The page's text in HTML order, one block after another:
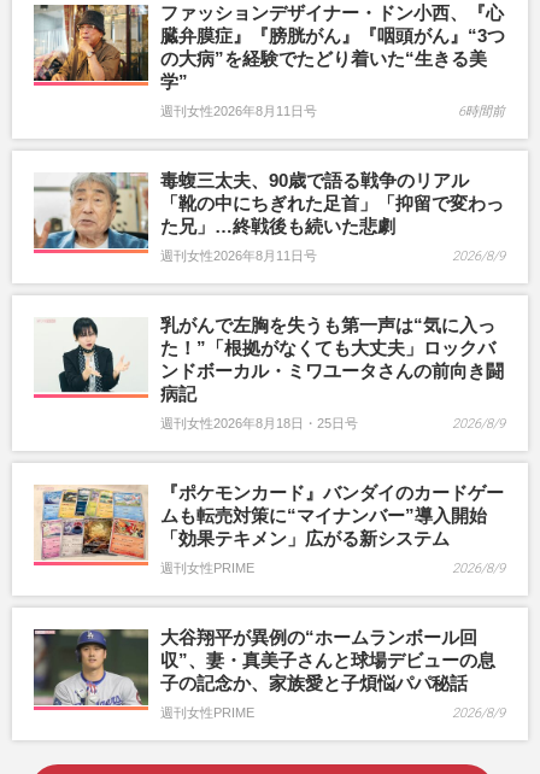
ファッションデザイナー・ドン小西、『心
臓弁膜症』『膀胱がん』『咽頭がん』“3つ
の大病”を経験でたどり着いた“生きる美
学”
週刊女性2026年8月11日号 6時間前
毒蝮三太夫、90歳で語る戦争のリアル
「靴の中にちぎれた足首」「抑留で変わっ
た兄」…終戦後も続いた悲劇
週刊女性2026年8月11日号 2026/8/9
乳がんで左胸を失うも第一声は“気に入っ
た！”「根拠がなくても大丈夫」ロックバ
ンドボーカル・ミワユータさんの前向き闘
病記
週刊女性2026年8月18日・25日号 2026/8/9
『ポケモンカード』バンダイのカードゲー
ムも転売対策に“マイナンバー”導入開始
「効果テキメン」広がる新システム
週刊女性PRIME 2026/8/9
大谷翔平が異例の“ホームランボール回
収”、妻・真美子さんと球場デビューの息
子の記念か、家族愛と子煩悩パパ秘話
週刊女性PRIME 2026/8/9